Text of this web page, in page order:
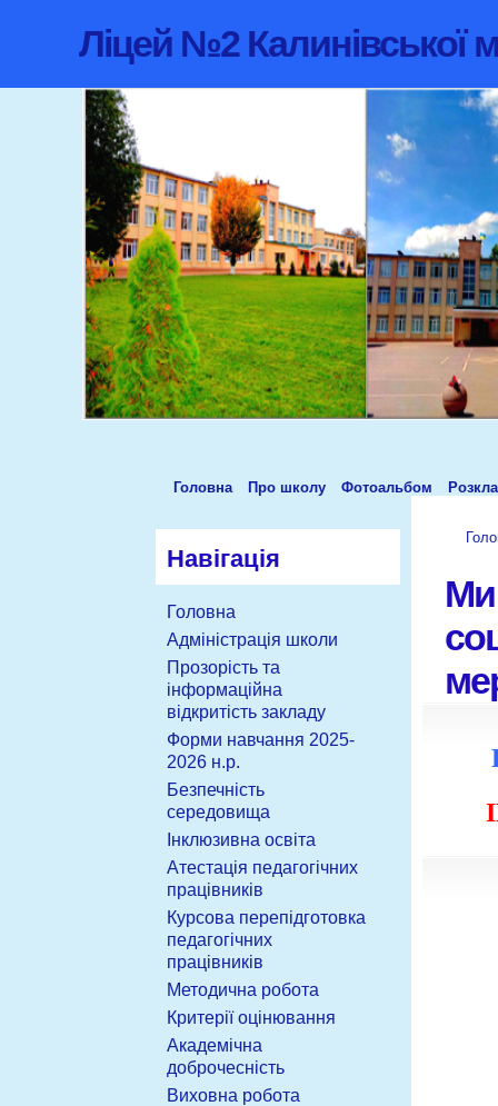
Ліцей №2 Калинівської
Головна Про школу Фотоальбом
Навігація
Головна
Адміністрація школи
Прозорість та
інформаційна
відкритість закладу
Форми навчання 2025-
2026 н.р.
Безпечність
середовища
Інклюзивна освіта
Атестація педагогічних
працівників
Курсова перепідготовка
педагогічних
працівників
Методична робота
Критерії оцінювання
Академічна
доброчесність
Виховна робота
Ми